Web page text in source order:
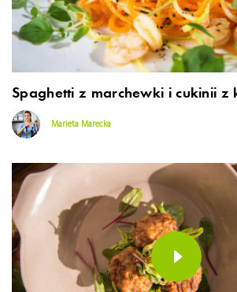
Spaghetti z marchewki i cukinii z
Marieta Marecka